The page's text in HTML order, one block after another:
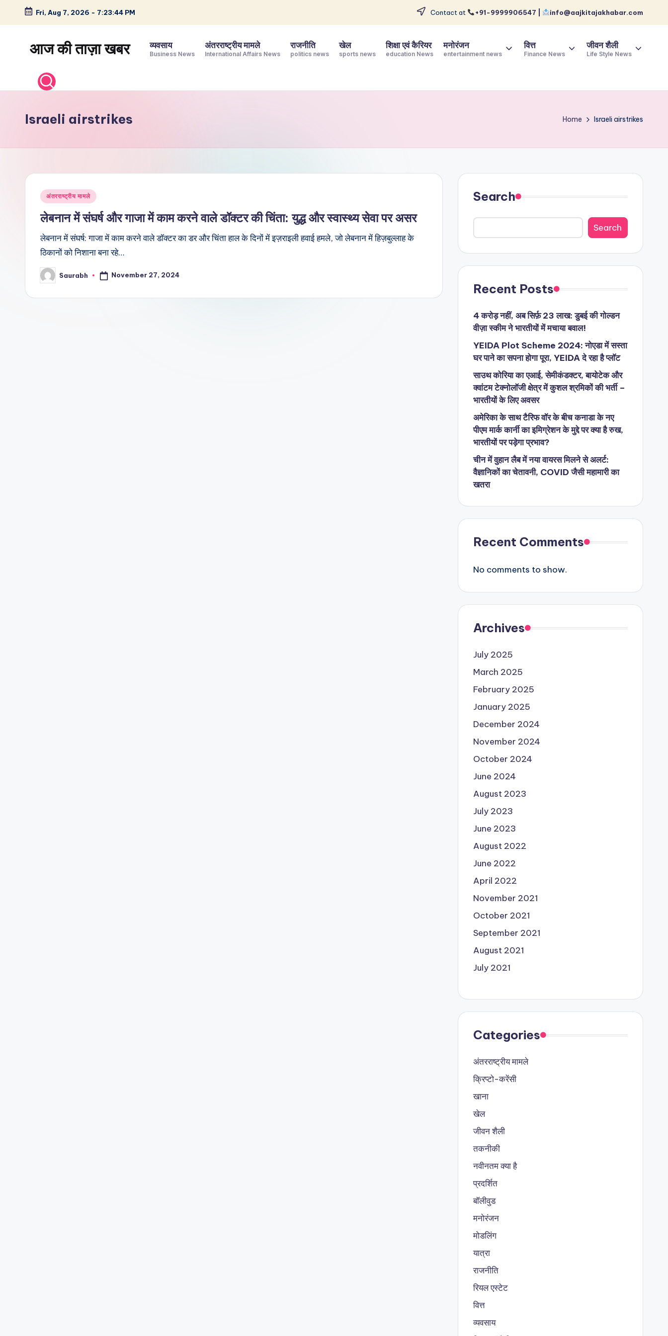
Skip
content
Fri, Aug 7, 2026 - 7:23:45 PM Contact at +91-9999906547 | info@aajkitajakhabar.com
आज की ताज़ा खबर
–
और
विश्व
व्यवसाय
Business News
अंतरराष्ट्रीय मामले
International Affairs News
राजनीति
politics news
खेल
sports news
शिक्षा एवं कैरियर
education News
मनोरंजन
entertainment news
वित्त
Finance News
जीवन शैली
Life Style News
Israeli airstrikes Home Israeli airstrikes
Posted
in
अंतरराष्ट्रीय मामले
लेबनान में संघर्ष और गाजा में काम करने वाले डॉक्टर की चिंता: युद्ध और स्वास्थ्य सेवा पर असर
लेबनान में संघर्ष: गाजा में काम करने वाले डॉक्टर का डर और चिंता हाल के दिनों में इज़राइली हवाई हमले, जो लेबनान में हिज़बुल्लाह के
ठिकानों को निशाना बना रहे…
Posted
by
Saurabh November 27, 2024
Search
Search
Recent Posts
4 करोड़ नहीं, अब सिर्फ़ 23 लाख: डुबई की गोल्डन
वीज़ा स्कीम ने भारतीयों में मचाया बवाल!
YEIDA Plot Scheme 2024: नोएडा में सस्ता
घर पाने का सपना होगा पूरा, YEIDA दे रहा है प्लॉट
साउथ कोरिया का एआई, सेमीकंडक्टर, बायोटेक और
क्वांटम टेक्नोलॉजी क्षेत्र में कुशल श्रमिकों की भर्ती –
भारतीयों के लिए अवसर
अमेरिका के साथ टैरिफ वॉर के बीच कनाडा के नए
पीएम मार्क कार्नी का इमिग्रेशन के मुद्दे पर क्या है रुख,
भारतीयों पर पड़ेगा प्रभाव?
चीन में वुहान लैब में नया वायरस मिलने से अलर्ट:
वैज्ञानिकों का चेतावनी, COVID जैसी महामारी का
खतरा
Recent Comments
No comments to show.
Archives
July 2025
March 2025
February 2025
January 2025
December 2024
November 2024
October 2024
June 2024
August 2023
July 2023
June 2023
August 2022
June 2022
April 2022
November 2021
October 2021
September 2021
August 2021
July 2021
Categories
अंतरराष्ट्रीय मामले
क्रिप्टो-करेंसी
खाना
खेल
जीवन शैली
तकनीकी
नवीनतम क्या है
प्रदर्शित
बॉलीवुड
मनोरंजन
मोडलिंग
यात्रा
राजनीति
रियल एस्टेट
वित्त
व्यवसाय